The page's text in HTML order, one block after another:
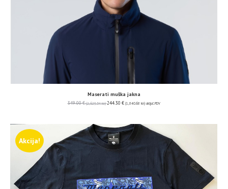
Maserati muška jakna
349.00€ (2,629.54 kn) 244.30 € (1,840.68 kn) uključ. PDV
Akcija!